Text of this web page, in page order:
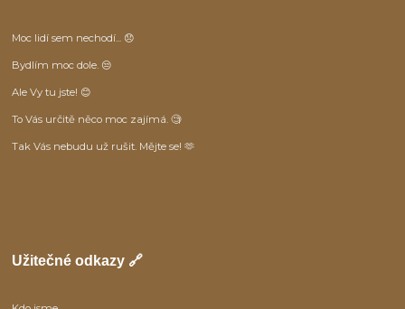
Moc lidí sem nechodí... 😞
Bydlím moc dole. 😒
Ale Vy tu jste! 😊
To Vás určitě něco moc zajímá. 🧐
Tak Vás nebudu už rušit. Mějte se! 🫶
Užitečné odkazy 🔗